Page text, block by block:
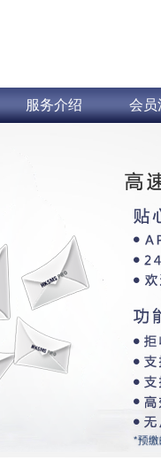
服务介绍 会员